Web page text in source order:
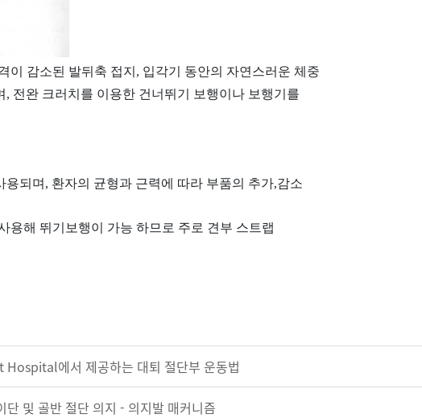
이 감소된 발뒤축 접지, 입각기 동안의 자연스러운 체중
, 전완 크러치를 이용한 건너뛰기 보행이나 보행기를
용되며, 환자의 균형과 근력에 따라 부품의 추가,감소
용해 뛰기보행이 가능 하므로 주로 견부 스트랩
에서 제공하는 대퇴 절단부 운동법
단 및 골반 절단 의지 - 의지발 매커니즘